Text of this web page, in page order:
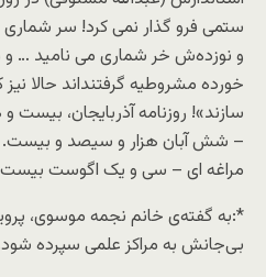
ستمی فرو گذار نمی کرد! سر شماری
و نوزده‌ش خر شماری می نامید … و
خورده مشروطیه گرفتند‌اند حالا نیز
سازند»! روزنامه آذربایجان،
– شش آبان هزار و سیصد و بیست.
مراغه ای – سی و یک اگوست بیست
*:به گفته‌ی خانم نجمه موسوی،
بی‌جانش به مراکز علمی سپرده